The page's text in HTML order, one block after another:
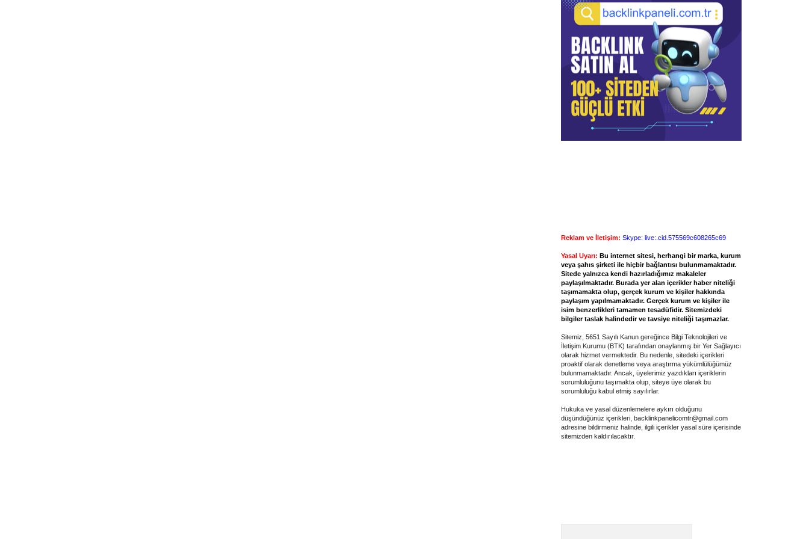
Reklam ve İletişim: Skype: live:.cid.575569c608265c69
Yasal Uyarı: Bu internet sitesi, herhangi bir marka, kurum
veya şahıs şirketi ile hiçbir bağlantısı bulunmamaktadır.
Sitede yalnızca kendi hazırladığımız makaleler
paylaşılmaktadır. Burada yer alan içerikler haber niteliği
taşımamakta olup, gerçek kurum ve kişiler hakkında
paylaşım yapılmamaktadır. Gerçek kurum ve kişiler ile
isim benzerlikleri tamamen tesadüfidir. Sitemizdeki
bilgiler taslak halindedir ve tavsiye niteliği taşımazlar.
Sitemiz, 5651 Sayılı Kanun gereğince Bilgi Teknolojileri ve
İletişim Kurumu (BTK) tarafından onaylanmış bir Yer Sağlayıcı
olarak hizmet vermektedir. Bu nedenle, sitedeki içerikleri
proaktif olarak denetleme veya araştırma yükümlülüğümüz
bulunmamaktadır. Ancak, üyelerimiz yazdıkları içeriklerin
sorumluluğunu taşımakta olup, siteye üye olarak bu
sorumluluğu kabul etmiş sayılırlar.
Hukuka ve yasal düzenlemelere aykırı olduğunu
düşündüğünüz içerikleri, backlinkpanelicomtr@gmail.com
adresine bildirmeniz halinde, ilgili içerikler yasal süre içerisinde
sitemizden kaldırılacaktır.